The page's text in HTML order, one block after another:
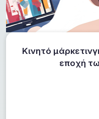
Κινητό
εποχή